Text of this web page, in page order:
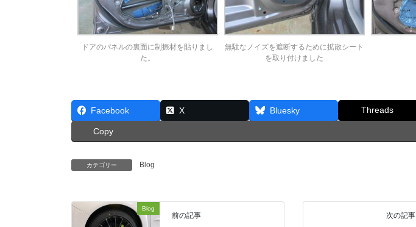
ドアのパネルの裏面に制振材を貼りまし
た。
無駄なノイズを遮断するために拡散シート
を取り付けました
Facebook X Bluesky Threads
Copy
カテゴリー Blog
Blog
前の記事 次の記事